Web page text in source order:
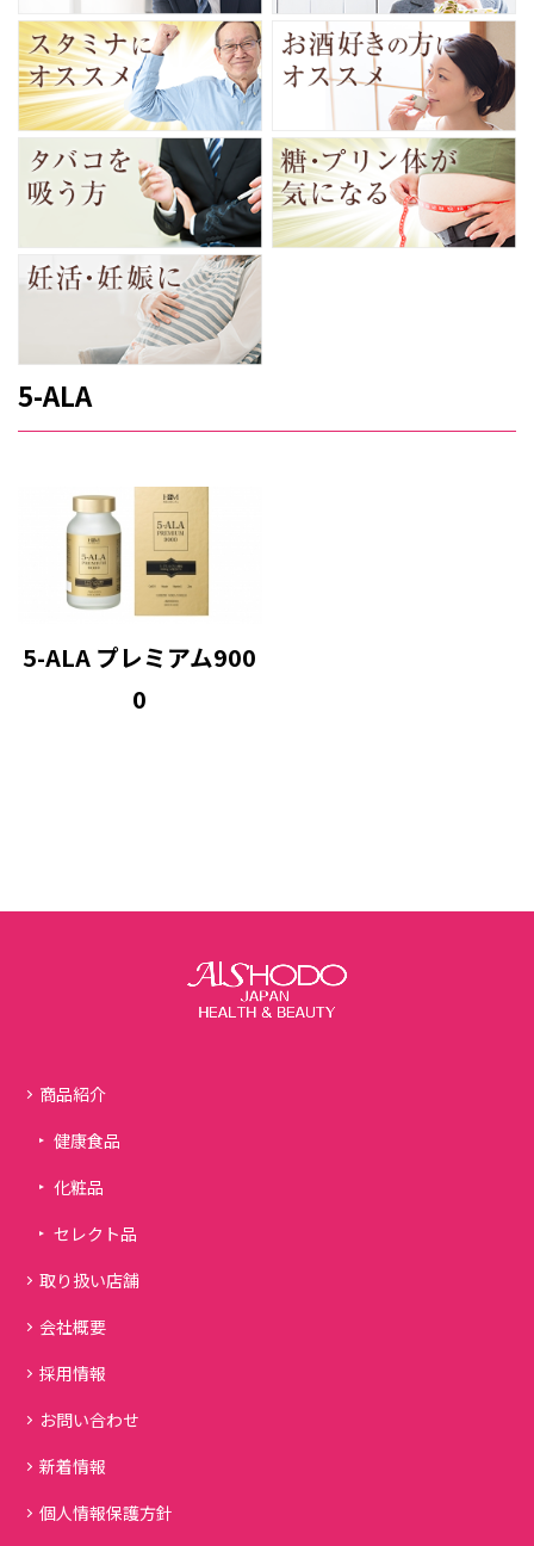
5-ALA
5-ALA プレミアム900
0
商品紹介
健康食品
化粧品
セレクト品
取り扱い店舗
会社概要
採用情報
お問い合わせ
新着情報
個人情報保護方針